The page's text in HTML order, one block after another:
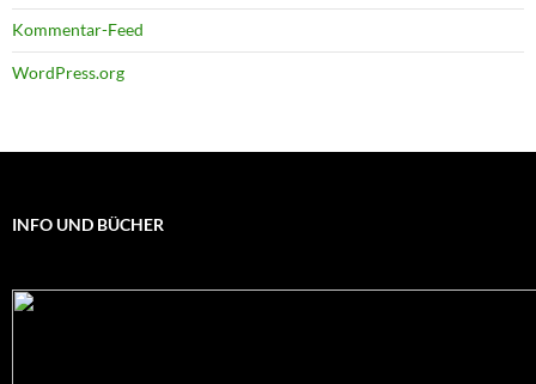
Kommentar-Feed
WordPress.org
INFO UND BÜCHER